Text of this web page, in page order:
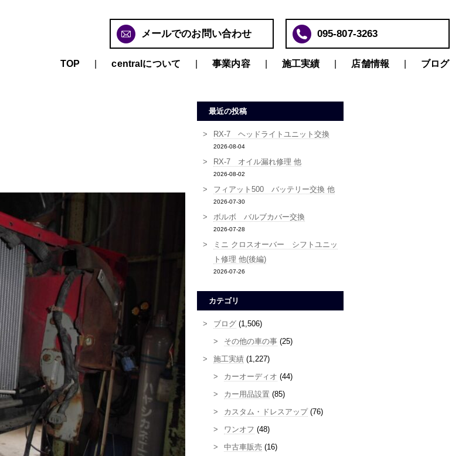
メールでのお問い合わせ 095-807-3263
TOP centralについて 事業内容 施工実績 店舗情報 ブログ
最近の投稿
RX-7 ヘッドライトユニット交換
2026-08-04
RX-7 オイル漏れ修理 他
2026-08-02
フィアット500 バッテリー交換 他
2026-07-30
ボルボ バルブカバー交換
2026-07-28
ミニ クロスオーバー シフトユニッ
ト修理 他(後編)
2026-07-26
カテゴリ
ブログ (1,506)
その他の車の事 (25)
施工実績 (1,227)
カーオーディオ (44)
カー用品設置 (85)
カスタム・ドレスアップ(76)
ワンオフ (48)
中古車販売 (16)